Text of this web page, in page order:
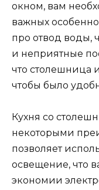
окном, вам
важных
про отвод воды,
и неприятные
что столешница
чтобы было
Кухня со
некоторыми
позволяет
освещение, что
экономии